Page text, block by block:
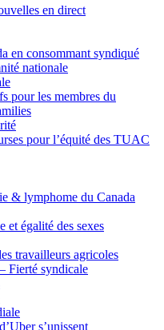
en direct
en consommant syndiqué
nationale
pour les membres du
pour l’équité des TUAC
& lymphome du Canada
et égalité des sexes
travailleurs agricoles
Fierté syndicale
s’unissent